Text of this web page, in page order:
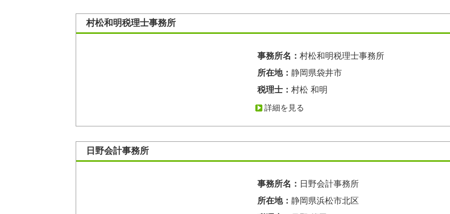
村松和明税理士事務所
事務所名： 村松和明税理士事務所
所在地： 静岡県袋井市
税理士： 村松 和明
詳細を見る
日野会計事務所
事務所名： 日野会計事務所
所在地： 静岡県浜松市北区